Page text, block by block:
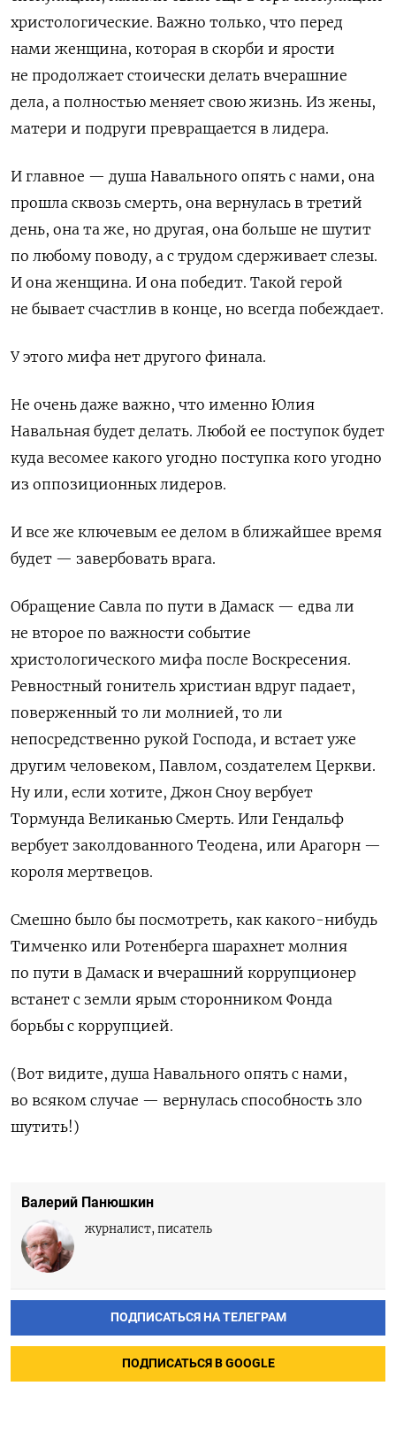
христологические. Важно только, что перед
нами женщина, которая в скорби и ярости
не продолжает стоически делать вчерашние
дела, а полностью меняет свою жизнь. Из жены,
матери и подруги превращается в лидера.
И главное — душа Навального опять с нами, она
прошла сквозь смерть, она вернулась в третий
день, она та же, но другая, она больше не шутит
по любому поводу, а с трудом сдерживает слезы.
И она женщина. И она победит. Такой герой
не бывает счастлив в конце, но всегда побеждает.
У этого мифа нет другого финала.
Не очень даже важно, что именно Юлия
Навальная будет делать. Любой ее поступок будет
куда весомее какого угодно поступка кого угодно
из оппозиционных лидеров.
И все же ключевым ее делом в ближайшее время
будет — завербовать врага.
Обращение Савла по пути в Дамаск — едва ли
не второе по важности событие
христологического мифа после Воскресения.
Ревностный гонитель христиан вдруг падает,
поверженный то ли молнией, то ли
непосредственно рукой Господа, и встает уже
другим человеком, Павлом, создателем Церкви.
Ну или, если хотите, Джон Сноу вербует
Тормунда Великанью Смерть. Или Гендальф
вербует заколдованного Теодена, или Арагорн —
короля мертвецов.
Смешно было бы посмотреть, как какого-нибудь
Тимченко или Ротенберга шарахнет молния
по пути в Дамаск и вчерашний коррупционер
встанет с земли ярым сторонником Фонда
борьбы с коррупцией.
(Вот видите, душа Навального опять с нами,
во всяком случае — вернулась способность зло
шутить!)
Валерий Панюшкин
журналист, писатель
ПОДПИСАТЬСЯ НА ТЕЛЕГРАМ
ПОДПИСАТЬСЯ В GOOGLE